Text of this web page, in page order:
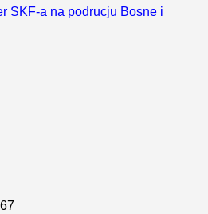
SKF-a na podrucju Bosne i